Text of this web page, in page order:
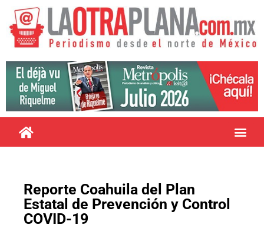
Reporte Coahuila del Plan
Estatal de Prevención y Control
COVID-19